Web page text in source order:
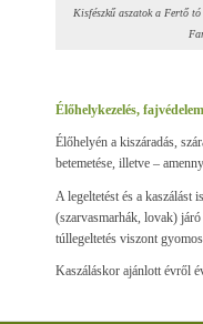
Kisfészkű aszatok a Fertő
Élőhelykezelés,
Élőhelyén a kiszáradás,
betemetése, illetve –
A legeltetést és a
(szarvasmarhák, lovak)
túllegeltetés viszont
Kaszáláskor ajánlott évről